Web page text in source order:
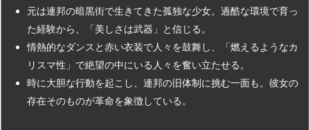
元は連邦の暗黒街で生きてきた孤独な少女。過酷な環境で育っ
た経験から、「美しさは武器」と信じる。
情熱的なダンスと赤い衣装で人々を鼓舞し、「燃えるようなカ
リスマ性」で絶望の中にいる人々を奮い立たせる。
時に大胆な行動を起こし、連邦の旧体制に挑む一面も。彼女の
存在そのものが革命を象徴している。